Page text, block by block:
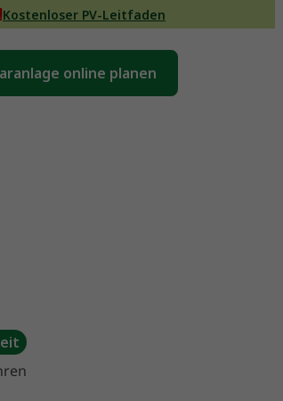
Kostenloser PV-Leitfaden
online planen